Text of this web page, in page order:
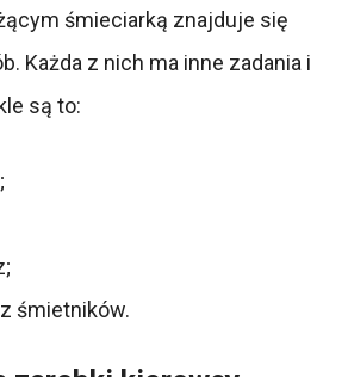
śmieciarką znajduje się
Każda z nich ma inne zadania i
są to:
śmietników.